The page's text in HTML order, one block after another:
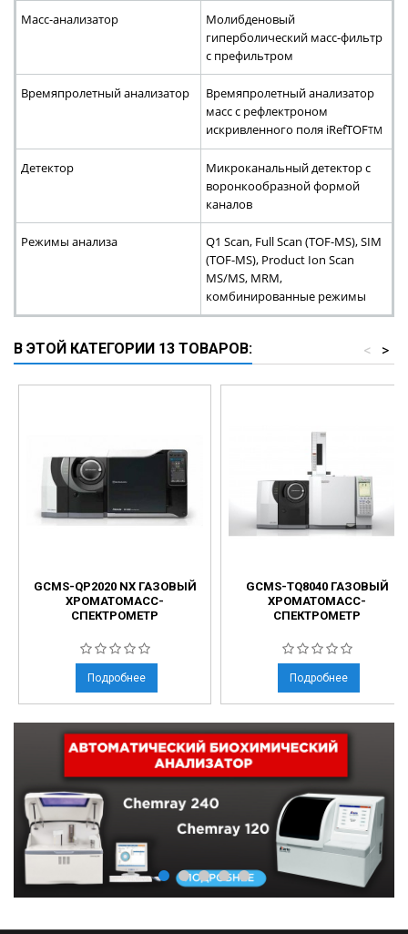
Масс-анализатор
Молибденовый
гиперболический масс-фильтр
с префильтром
Времяпролетный анализатор
Времяпролетный анализатор
масс с рефлектроном
искривленного поля iRefTOFTM
Детектор
Микроканальный детектор с
воронкообразной формой
каналов
Режимы анализа
Q1 Scan, Full Scan (TOF-MS), SIM
(TOF-MS), Product Ion Scan
MS/MS, MRM,
комбинированные режимы
В ЭТОЙ КАТЕГОРИИ 13 ТОВАРОВ: >
<
GCMS-QP2020 NX ГАЗОВЫЙ
ХРОМАТОМАСС-
СПЕКТРОМЕТР
Подробнее
GCMS-TQ8040 ГАЗОВЫЙ
ХРОМАТОМАСС-
СПЕКТРОМЕТР
Подробнее